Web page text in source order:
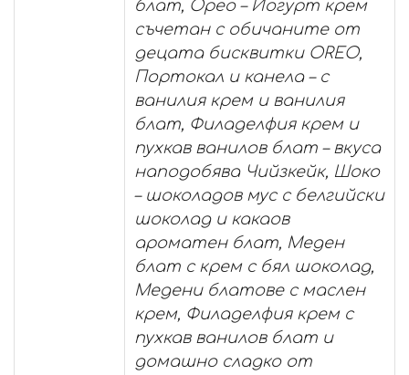
блат, Орео – Йогурт крем
съчетан с обичаните от
децата бисквитки OREO,
Портокал и канела – с
ванилия крем и ванилия
блат, Филаделфия крем и
пухкав ванилов блат – вкуса
наподобява Чийзкейк, Шоко
– шоколадов мус с белгийски
шоколад и какаов
ароматен блат, Меден
блат с крем с бял шоколад,
Медени блатове с маслен
крем, Филаделфия крем с
пухкав ванилов блат и
домашно сладко от